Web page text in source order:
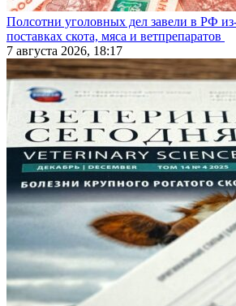
Полсотни уголовных дел завели в РФ
поставках скота, мяса и ветпрепаратов
7 августа 2026, 18:17